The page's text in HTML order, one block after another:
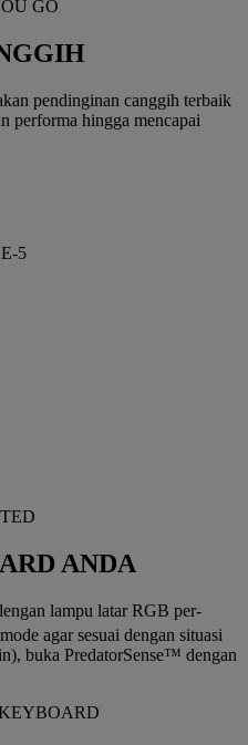
pendinginan canggih terbaik
performa hingga mencapai
5
ANDA
lampu latar RGB per-
agar sesuai dengan situasi
buka PredatorSense™ dengan